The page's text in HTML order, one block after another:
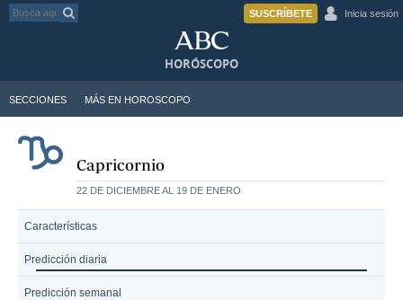
SUSCRÍBETE Inicia sesión
SECCIONES MÁS EN HOROSCOPO
HORÓSCOPO
Capricornio
22 DE DICIEMBRE AL 19 DE ENERO
Características
Predicción diaria
Predicción semanal